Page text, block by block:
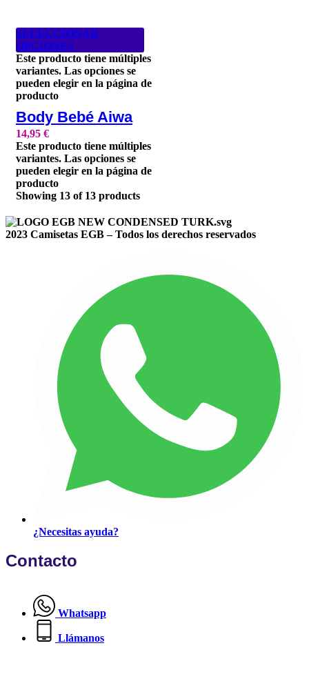
SELECCIONAR
OPCIONES
Este producto tiene múltiples
variantes. Las opciones se
pueden elegir en la página de
producto
Body Bebé Aiwa
14,95 €
Este producto tiene múltiples
variantes. Las opciones se
pueden elegir en la página de
producto
Showing 13 of 13 products
2023 Camisetas EGB – Todos los derechos reservados
¿Necesitas ayuda?
Contacto
Whatsapp
Llámanos